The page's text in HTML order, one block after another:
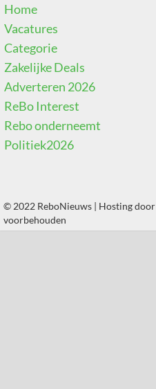
Home
Vacatures
Categorie
Zakelijke Deals
Adverteren 2026
ReBo Interest
Rebo onderneemt
Politiek2026
© 2022 ReboNieuws | Hosting door
voorbehouden